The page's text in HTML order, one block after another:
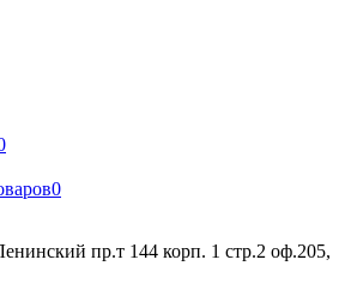
0
пр.т 144 корп. 1 стр.2 оф.205,